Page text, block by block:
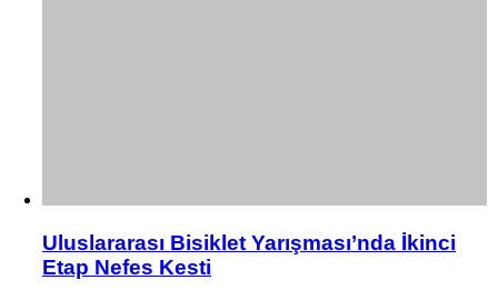
Uluslararası Bisiklet Yarışması’nda İkinci
Etap Nefes Kesti